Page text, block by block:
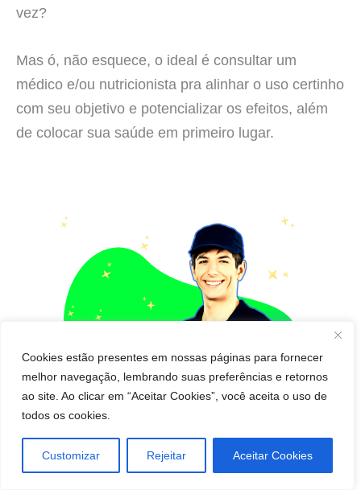
Cookies estão presentes em nossas páginas para fornecer
melhor navegação, lembrando suas preferências e retornos
ao site. Ao clicar em “Aceitar Cookies”, você aceita o uso de
todos os cookies.
Customizar Rejeitar Aceitar Cookies
vez?
Mas ó, não esquece, o ideal é consultar um
médico e/ou nutricionista pra alinhar o uso certinho
com seu objetivo e potencializar os efeitos, além
de colocar sua saúde em primeiro lugar.